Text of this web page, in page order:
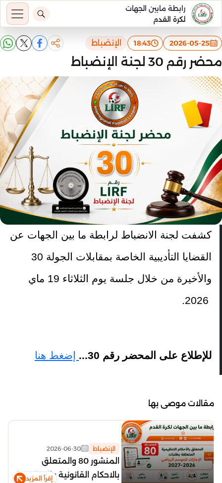
رابطة مابين الجهات
لكرة القدم
2026-05-25
18:43 الإنضباط
محضر رقم 30 لجنة الإنضباط
كشفت لجنة الانضباط لرابطة ما بين الجهات عن
القضايا التأديبية الخاصة بمقابلات الجولة 30
والأخيرة من خلال جلسة يوم الثلاثاء 19 ماي
للإطلاع على المحضر رقم 30... إضغط هنا
مقالات موصى بها
المنشور 80 والمتعلق
بالاحكام القانونية والتنظيمية
2026-06-30 الإنضباط
إقرأ المزيد